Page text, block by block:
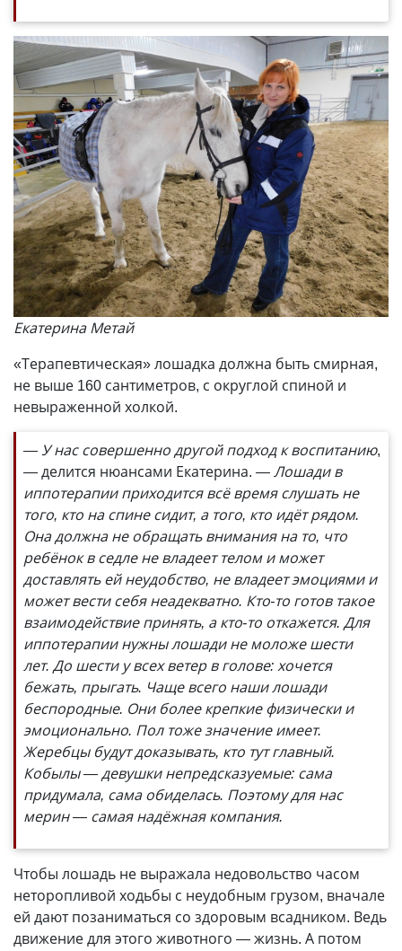
Екатерина Метай
«Терапевтическая» лошадка должна быть смирная,
не выше 160 сантиметров, с округлой спиной и
невыраженной холкой.
— У нас совершенно другой подход к воспитанию,
— делится нюансами Екатерина. — Лошади в
иппотерапии приходится всё время слушать не
того, кто на спине сидит, а того, кто идёт рядом.
Она должна не обращать внимания на то, что
ребёнок в седле не владеет телом и может
доставлять ей неудобство, не владеет эмоциями и
может вести себя неадекватно. Кто-то готов такое
взаимодействие принять, а кто-то откажется. Для
иппотерапии нужны лошади не моложе шести
лет. До шести у всех ветер в голове: хочется
бежать, прыгать. Чаще всего наши лошади
беспородные. Они более крепкие физически и
эмоционально. Пол тоже значение имеет.
Жеребцы будут доказывать, кто тут главный.
Кобылы — девушки непредсказуемые: сама
придумала, сама обиделась. Поэтому для нас
мерин — самая надёжная компания.
Чтобы лошадь не выражала недовольство часом
неторопливой ходьбы с неудобным грузом, вначале
ей дают позаниматься со здоровым всадником. Ведь
движение для этого животного — жизнь. А потом